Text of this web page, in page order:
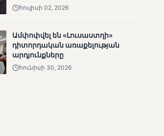
ճանապարհը
հուլիսի 02, 2026
Ամփոփվել են «Լուսաստղի»
դիտորդական առաքելության
արդյունքները
հունիսի 30, 2026